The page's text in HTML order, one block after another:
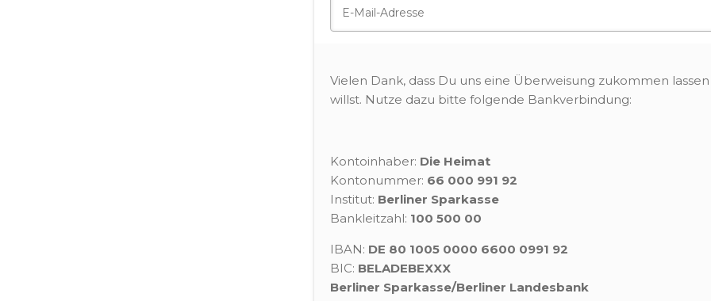
Vielen Dank, dass Du uns eine Überweisung zukommen lassen
willst. Nutze dazu bitte folgende Bankverbindung:
Kontoinhaber: Die Heimat
Kontonummer: 66 000 991 92
Institut: Berliner Sparkasse
Bankleitzahl: 100 500 00
IBAN: DE 80 1005 0000 6600 0991 92
BIC: BELADEBEXXX
Berliner Sparkasse/Berliner Landesbank